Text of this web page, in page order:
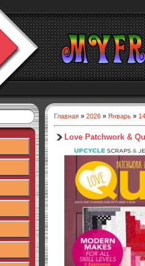
Главная » 2026 » Январь » 14
Love Patchwork &